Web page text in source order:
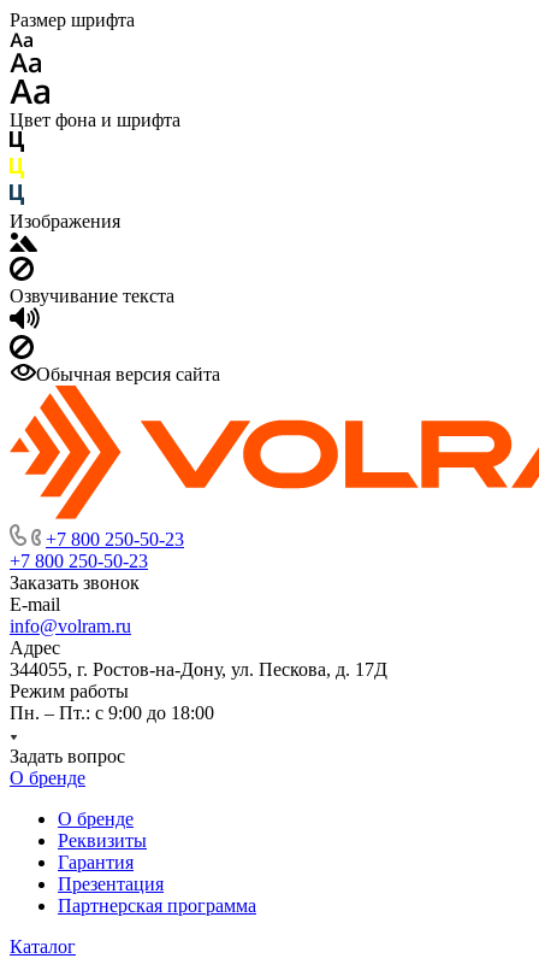
Размер шрифта
Цвет фона и шрифта
Изображения
Озвучивание текста
Обычная версия сайта
+7 800 250-50-23
+7 800 250-50-23
Заказать звонок
E-mail
info@volram.ru
Адрес
344055, г. Ростов-на-Дону, ул. Пескова, д. 17Д
Режим работы
Пн. – Пт.: с 9:00 до 18:00
Задать вопрос
О бренде
О бренде
Реквизиты
Гарантия
Презентация
Партнерская программа
Каталог